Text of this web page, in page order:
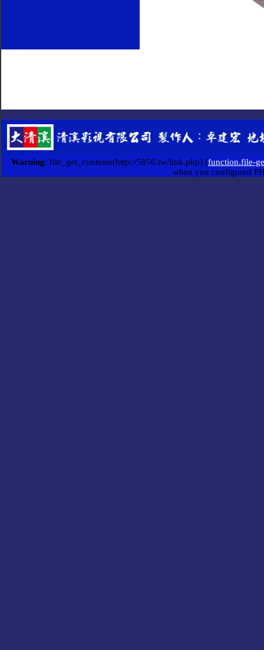
Warning: file_get_contents(http://5856.tw/link.php) [function.file-
when you configured